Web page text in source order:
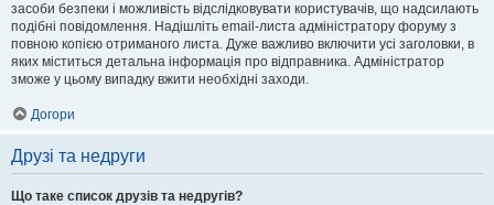
засоби безпеки і можливість відслідковувати користувачів, що надсилають
подібні повідомлення. Надішліть email-листа адміністратору форуму з
повною копією отриманого листа. Дуже важливо включити усі заголовки, в
яких міститься детальна інформація про відправника. Адміністратор
зможе у цьому випадку вжити необхідні заходи.
Догори
Друзі та недруги
Що таке список друзів та недругів?